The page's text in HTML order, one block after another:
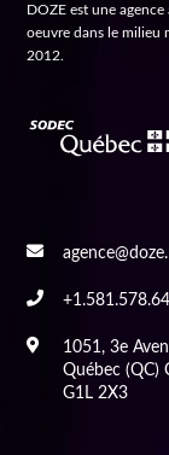
DOZE est une
oeuvre dans le milieu
2012.
1051, 3e
Québec (QC)
G1L 2X3